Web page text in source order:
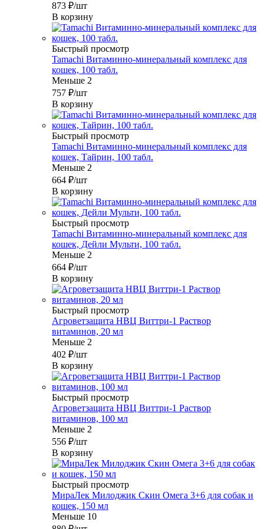
873 ₽/шт
В корзину
Быстрый просмотр
Tamachi Витаминно-минеральный комплекс для
кошек, 100 табл.
Меньше 2
757 ₽/шт
В корзину
Быстрый просмотр
Tamachi Витаминно-минеральный комплекс для
кошек, Тайрин, 100 табл.
Меньше 2
664 ₽/шт
В корзину
Быстрый просмотр
Tamachi Витаминно-минеральный комплекс для
кошек, Дейли Мульти, 100 табл.
Меньше 2
664 ₽/шт
В корзину
Быстрый просмотр
Агроветзащита НВЦ Виттри-1 Раствор
витаминов, 20 мл
Меньше 2
402 ₽/шт
В корзину
Быстрый просмотр
Агроветзащита НВЦ Виттри-1 Раствор
витаминов, 100 мл
Меньше 2
556 ₽/шт
В корзину
Быстрый просмотр
МираЛек Милоджик Скин Омега 3+6 для собак и
кошек, 150 мл
Меньше 10